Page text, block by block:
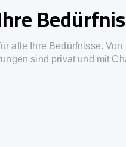
alle Ihre Bedürfnisse. Von
sind privat und mit